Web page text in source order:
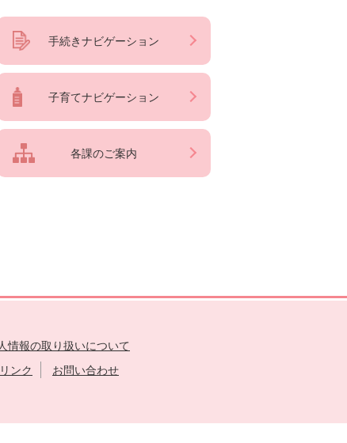
手続きナビゲーション
子育てナビゲーション
各課のご案内
情報の取り扱いについて
ンク お問い合わせ